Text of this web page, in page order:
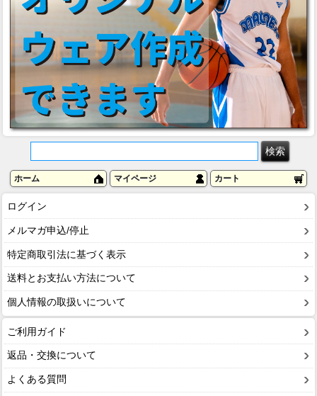
ホーム マイページ カート
ログイン
メルマガ申込/停止
特定商取引法に基づく表示
送料とお支払い方法について
個人情報の取扱いについて
ご利用ガイド
返品・交換について
よくある質問